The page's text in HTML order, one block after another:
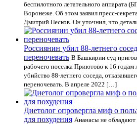
беспилотного летательного аппарата
Воронеже. Об этом заявил пресс-
Дмитрий Песков. Он уточнил, что
Россиянин убил 88-летнего
переночевать В Башкирии суд
рабочего поселка Приютово к 16 годам
убийство 88-летнего соседа,
переночевать. В апреле 2022 […]
Диетолог опровергла миф о
для похудения Ананасы не